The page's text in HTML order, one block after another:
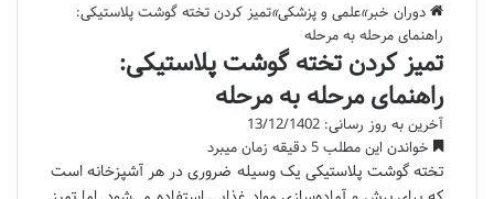
دوران خبر»علمی و پزشکی»تمیز کردن تخته گوشت پلاستیکی:
راهنمای مرحله به مرحله
تمیز کردن تخته گوشت پلاستیکی:
راهنمای مرحله به مرحله
آخرین به روز رسانی: 13/12/1402
خواندن این مطلب 5 دقیقه زمان میبرد
تخته گوشت پلاستیکی یک وسیله ضروری در هر آشپزخانه است